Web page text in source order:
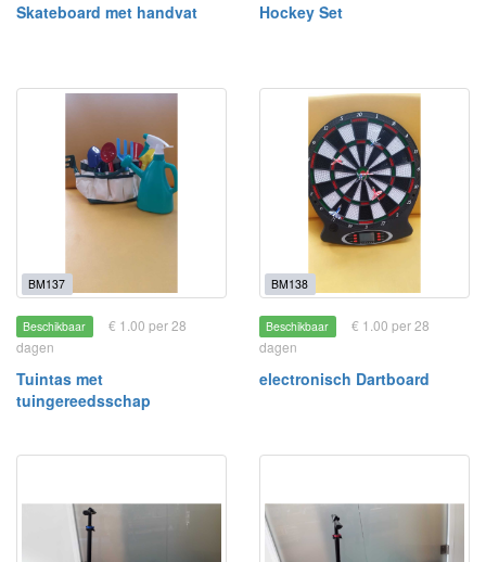
Skateboard met handvat Hockey Set
BM137
Beschikbaar
€ 1.00 per 28
dagen
Tuintas met
tuingereedsschap
BM138
Beschikbaar
€ 1.00 per 28
dagen
electronisch Dartboard